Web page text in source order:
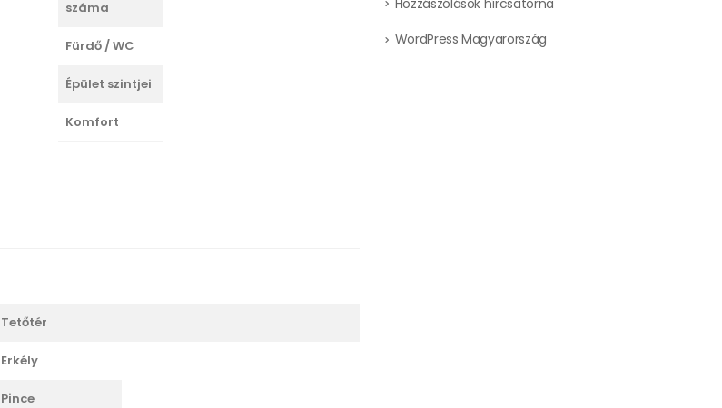
száma
Fürdő / WC
Épület szintjei
Komfort
Tetőtér
Erkély
Pince
Hozzászólások hírcsatorna
WordPress Magyarország